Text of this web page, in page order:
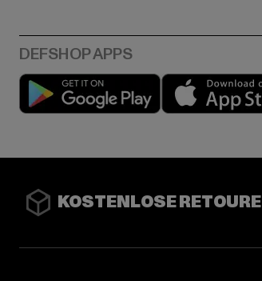
Play market
KOSTENLOSE RETOURE